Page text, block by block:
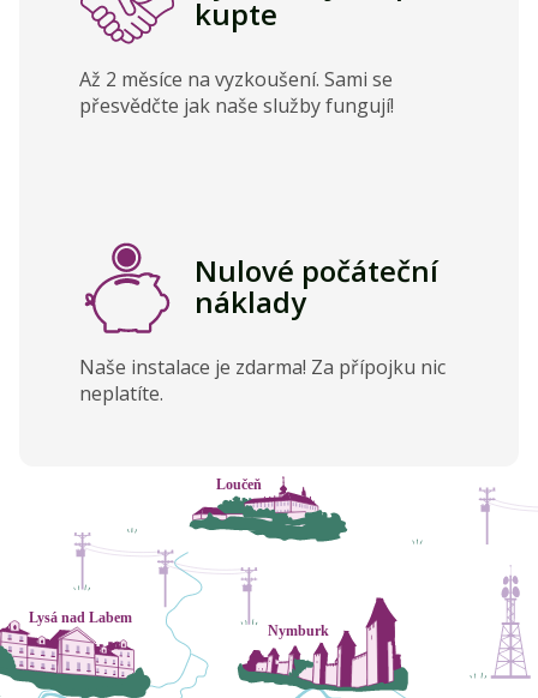
kupte
Až 2 měsíce na vyzkoušení. Sami se
přesvědčte jak naše služby fungují!
Nulové počáteční
náklady
Naše instalace je zdarma! Za přípojku nic
neplatíte.